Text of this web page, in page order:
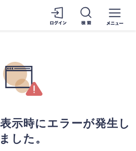
示時にエラーが発生し
ました。